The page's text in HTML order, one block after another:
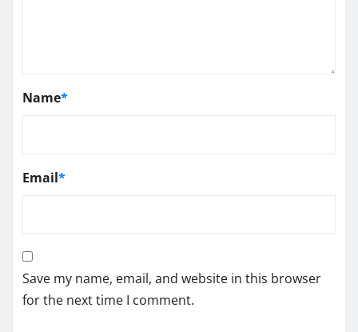
Name*
Email*
Save my name, email, and website in this browser
for the next time I comment.